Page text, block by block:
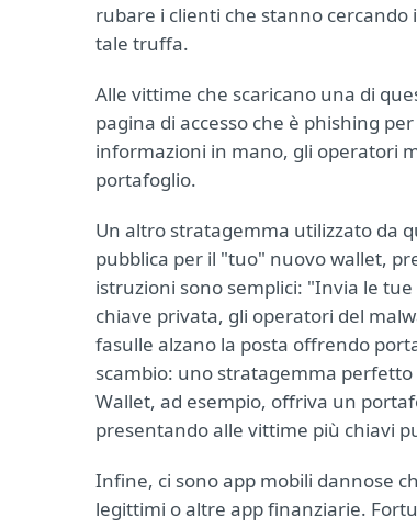
rubare i clienti che stanno
tale truffa.
Alle vittime che scaricano una di
pagina di accesso che è phishing
informazioni in mano, gli operatori
portafoglio.
Un altro stratagemma utilizzato da
pubblica per il "tuo" nuovo wallet,
istruzioni sono semplici: "Invia le
chiave privata, gli operatori del
fasulle alzano la posta offrendo
scambio: uno stratagemma
Wallet, ad esempio, offriva un
presentando alle vittime più chiavi
Infine, ci sono app mobili dannose
legittimi o altre app finanziarie.